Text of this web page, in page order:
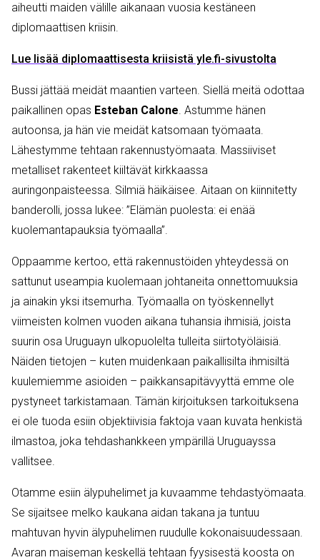
aiheutti maiden välille aikanaan vuosia kestäneen
diplomaattisen kriisin.
Lue lisää diplomaattisesta kriisistä yle.fi-sivustolta
Bussi jättää meidät maantien varteen. Siellä meitä odottaa
paikallinen opas Esteban Calone. Astumme hänen
autoonsa, ja hän vie meidät katsomaan työmaata.
Lähestymme tehtaan rakennustyömaata. Massiiviset
metalliset rakenteet kiiltävät kirkkaassa
auringonpaisteessa. Silmiä häikäisee. Aitaan on kiinnitetty
banderolli, jossa lukee: ”Elämän puolesta: ei enää
kuolemantapauksia työmaalla”.
Oppaamme kertoo, että rakennustöiden yhteydessä on
sattunut useampia kuolemaan johtaneita onnettomuuksia
ja ainakin yksi itsemurha. Työmaalla on työskennellyt
viimeisten kolmen vuoden aikana tuhansia ihmisiä, joista
suurin osa Uruguayn ulkopuolelta tulleita siirtotyöläisiä.
Näiden tietojen – kuten muidenkaan paikallisilta ihmisiltä
kuulemiemme asioiden – paikkansapitävyyttä emme ole
pystyneet tarkistamaan. Tämän kirjoituksen tarkoituksena
ei ole tuoda esiin objektiivisia faktoja vaan kuvata henkistä
ilmastoa, joka tehdashankkeen ympärillä Uruguayssa
vallitsee.
Otamme esiin älypuhelimet ja kuvaamme tehdastyömaata.
Se sijaitsee melko kaukana aidan takana ja tuntuu
mahtuvan hyvin älypuhelimen ruudulle kokonaisuudessaan.
Avaran maiseman keskellä tehtaan fyysisestä koosta on